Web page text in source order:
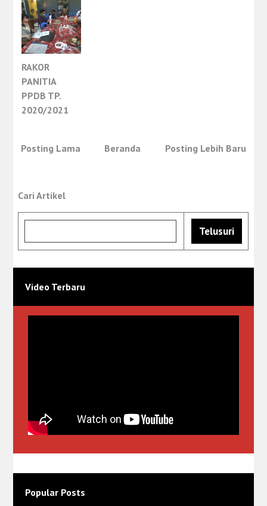
RAKOR
PANITIA
PPDB TP.
2020/2021
Posting Lebih Baru
Posting Lama Beranda
Cari Artikel
Video Terbaru
Popular Posts